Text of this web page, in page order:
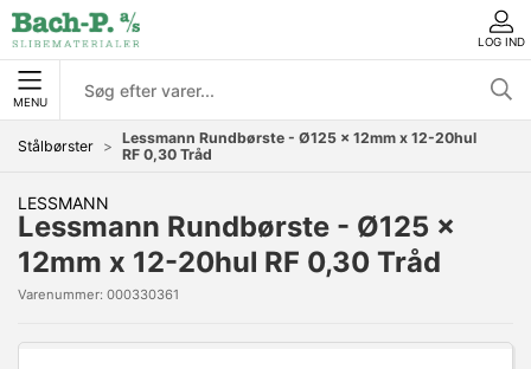
LOG IND
MENU
Stålbørster
Lessmann Rundbørste - Ø125 x 12mm x 12-20hul
RF 0,30 Tråd
LESSMANN
Lessmann Rundbørste - Ø125 x
12mm x 12-20hul RF 0,30 Tråd
Varenummer: 000330361